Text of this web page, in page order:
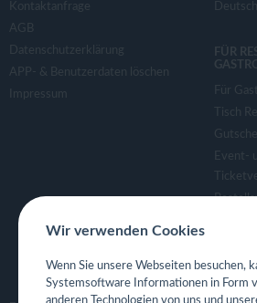
Kontaktanfrage
AGB
Datenschutzerklärung
APP- & Benutzerdaten löschen
Impressum
FÜR
Für
Tisch
Event-
Eigene
Wir verwenden Cookies
Wenn Sie unsere Webseiten besuchen,
Systemsoftware Informationen in Form